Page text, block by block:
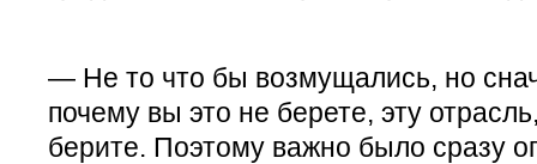
— Не то что бы возмущались, но
почему вы это не берете, эту
берите. Поэтому важно было сразу